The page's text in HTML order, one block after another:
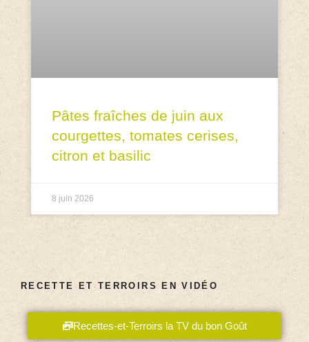
Pâtes fraîches de juin aux
courgettes, tomates cerises,
citron et basilic
8 juin 2026
RECETTE ET TERROIRS EN VIDÉO
Recettes-et-Terroirs la TV du bon Goût